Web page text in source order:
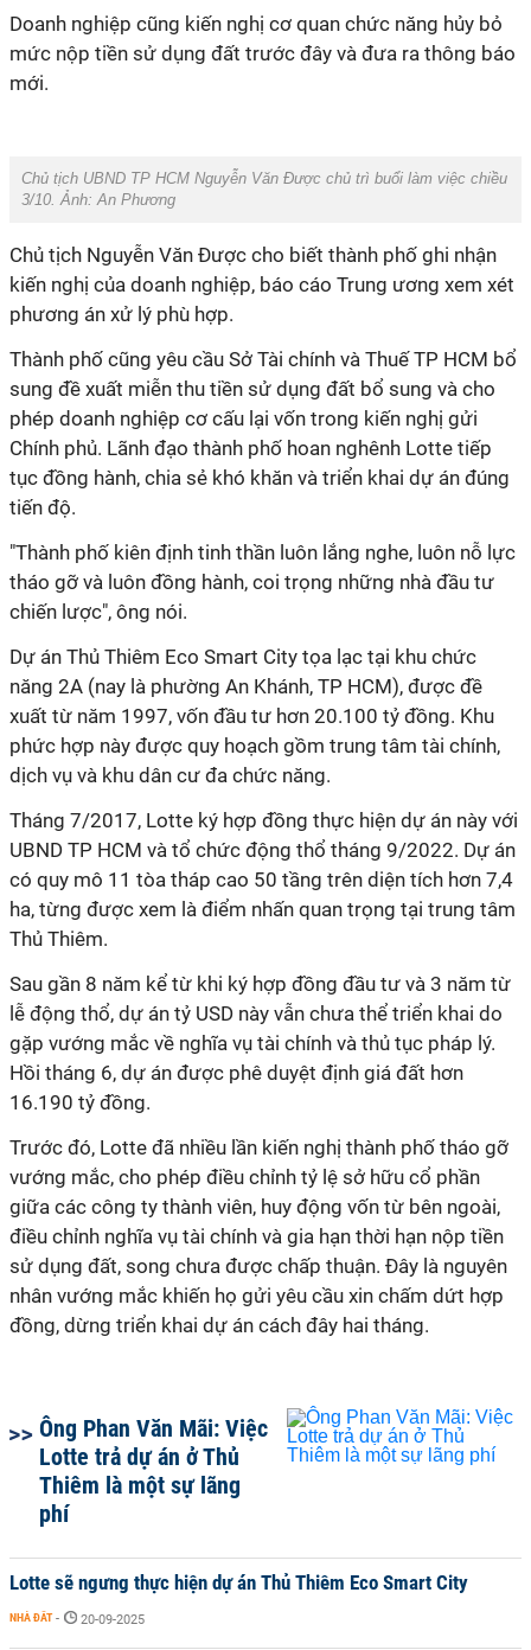
Doanh nghiệp cũng kiến nghị cơ quan chức năng hủy bỏ
mức nộp tiền sử dụng đất trước đây và đưa ra thông báo
mới.
Chủ tịch UBND TP HCM Nguyễn Văn Được chủ trì buổi làm việc chiều
3/10. Ảnh: An Phương
Chủ tịch Nguyễn Văn Được cho biết thành phố ghi nhận
kiến nghị của doanh nghiệp, báo cáo Trung ương xem xét
phương án xử lý phù hợp.
Thành phố cũng yêu cầu Sở Tài chính và Thuế TP HCM bổ
sung đề xuất miễn thu tiền sử dụng đất bổ sung và cho
phép doanh nghiệp cơ cấu lại vốn trong kiến nghị gửi
Chính phủ. Lãnh đạo thành phố hoan nghênh Lotte tiếp
tục đồng hành, chia sẻ khó khăn và triển khai dự án đúng
tiến độ.
"Thành phố kiên định tinh thần luôn lắng nghe, luôn nỗ lực
tháo gỡ và luôn đồng hành, coi trọng những nhà đầu tư
chiến lược", ông nói.
Dự án Thủ Thiêm Eco Smart City tọa lạc tại khu chức
năng 2A (nay là phường An Khánh, TP HCM), được đề
xuất từ năm 1997, vốn đầu tư hơn 20.100 tỷ đồng. Khu
phức hợp này được quy hoạch gồm trung tâm tài chính,
dịch vụ và khu dân cư đa chức năng.
Tháng 7/2017, Lotte ký hợp đồng thực hiện dự án này với
UBND TP HCM và tổ chức động thổ tháng 9/2022. Dự án
có quy mô 11 tòa tháp cao 50 tầng trên diện tích hơn 7,4
ha, từng được xem là điểm nhấn quan trọng tại trung tâm
Thủ Thiêm.
Sau gần 8 năm kể từ khi ký hợp đồng đầu tư và 3 năm từ
lễ động thổ, dự án tỷ USD này vẫn chưa thể triển khai do
gặp vướng mắc về nghĩa vụ tài chính và thủ tục pháp lý.
Hồi tháng 6, dự án được phê duyệt định giá đất hơn
16.190 tỷ đồng.
Trước đó, Lotte đã nhiều lần kiến nghị thành phố tháo gỡ
vướng mắc, cho phép điều chỉnh tỷ lệ sở hữu cổ phần
giữa các công ty thành viên, huy động vốn từ bên ngoài,
điều chỉnh nghĩa vụ tài chính và gia hạn thời hạn nộp tiền
sử dụng đất, song chưa được chấp thuận. Đây là nguyên
nhân vướng mắc khiến họ gửi yêu cầu xin chấm dứt hợp
đồng, dừng triển khai dự án cách đây hai tháng.
Ông Phan Văn Mãi: Việc
Lotte trả dự án ở Thủ
Thiêm là một sự lãng
phí
Lotte sẽ ngưng thực hiện dự án Thủ Thiêm Eco Smart City
NHÀ ĐẤT - 20-09-2025